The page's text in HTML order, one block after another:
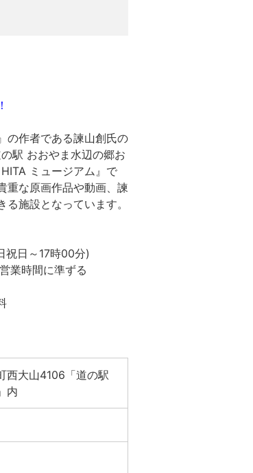
の作者である諫山創氏の
駅 おおやま水辺の郷お
ミュージアム』で
重な原画作品や動画、諫
施設となっています。
祝日～17時00分)
時間に準ずる
西大山4106「道の駅
内